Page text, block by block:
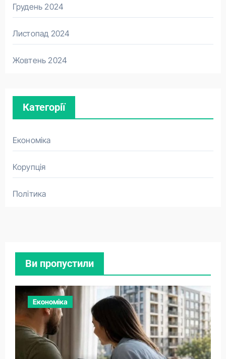
Грудень 2024
Листопад 2024
Жовтень 2024
Категорії
Економіка
Корупція
Політика
Ви пропустили
Економіка